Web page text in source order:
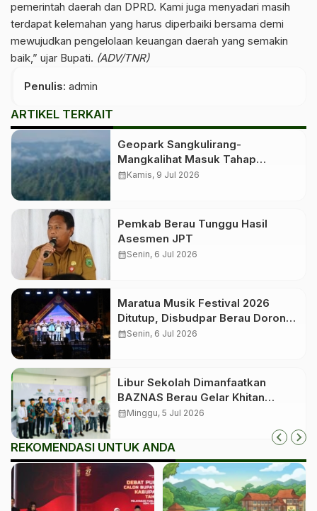
pemerintah daerah dan DPRD. Kami juga menyadari masih
terdapat kelemahan yang harus diperbaiki bersama demi
mewujudkan pengelolaan keuangan daerah yang semakin
baik,” ujar Bupati. (ADV/TNR)
Penulis: admin
ARTIKEL TERKAIT
Geopark Sangkulirang-
Mangkalihat Masuk Tahap
Verifikasi Lapangan untuk
calendar_monthKamis, 9 Jul 2026
Pemkab Berau Tunggu Hasil
Asesmen JPT
calendar_monthSenin, 6 Jul 2026
Maratua Musik Festival 2026
Ditutup, Disbudpar Berau Dorong
Event Jadi Pengungkit Pariwisata
calendar_monthSenin, 6 Jul 2026
Libur Sekolah Dimanfaatkan
BAZNAS Berau Gelar Khitan
Massal bagi 350 Anak
calendar_monthMinggu, 5 Jul 2026
REKOMENDASI UNTUK ANDA